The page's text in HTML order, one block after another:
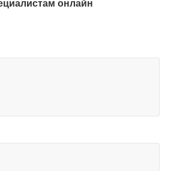
онлайн